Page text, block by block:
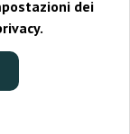
dei